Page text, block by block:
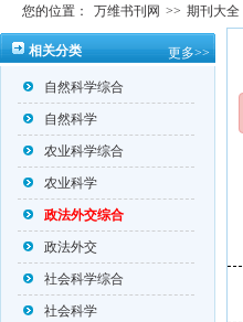
您的位置： 万维书刊网 >> 期刊大全
相关分类 更多>>
自然科学综合
自然科学
农业科学综合
农业科学
政法外交综合
政法外交
社会科学综合
社会科学